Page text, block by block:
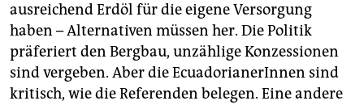
ausreichend Erdöl für die eigene Versorgung
haben – Alternativen müssen her. Die Politik
präferiert den Bergbau, unzählige Konzessionen
sind vergeben. Aber die Ecua­do­ria­ne­rIn­nen sind
kritisch, wie die Referenden belegen. Eine andere